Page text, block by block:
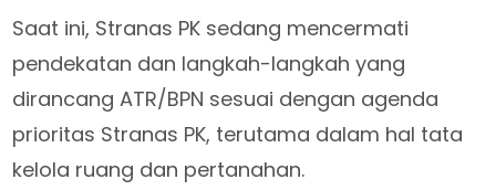
Saat ini, Stranas PK sedang mencermati
pendekatan dan langkah-langkah yang
dirancang ATR/BPN sesuai dengan agenda
prioritas Stranas PK, terutama dalam hal tata
kelola ruang dan pertanahan.